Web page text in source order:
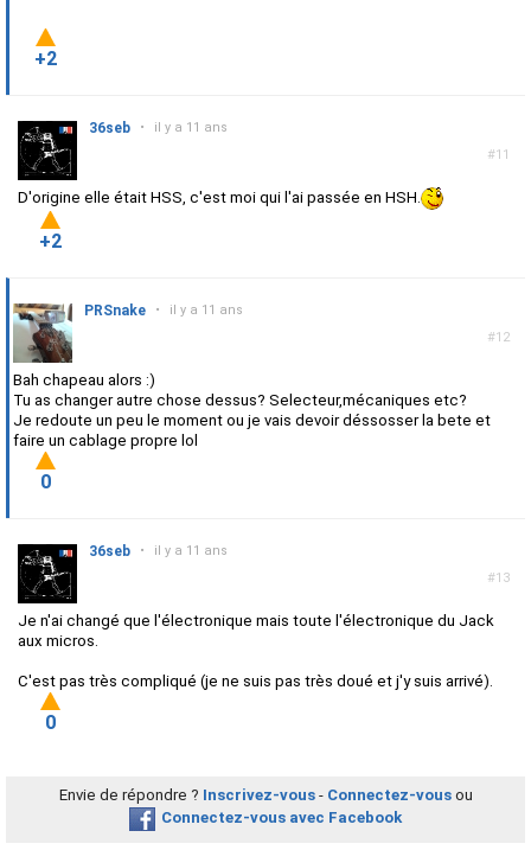
+2
#11
36seb • il y a 11 ans
D'origine elle était HSS, c'est moi qui l'ai passée en HSH.
+2
#12
PRSnake • il y a 11 ans
Bah chapeau alors :)
Tu as changer autre chose dessus? Selecteur,mécaniques etc?
Je redoute un peu le moment ou je vais devoir déssosser la bete et
faire un cablage propre lol
0
#13
36seb • il y a 11 ans
Je n'ai changé que l'électronique mais toute l'électronique du Jack
aux micros.
C'est pas très compliqué (je ne suis pas très doué et j'y suis arrivé).
0
Envie de répondre ? Inscrivez-vous- Connectez-vousou
Connectez-vous avec Facebook